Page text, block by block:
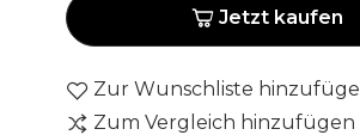
Jetzt kaufen
Zur Wunschliste
Zum Vergleich hinzufügen